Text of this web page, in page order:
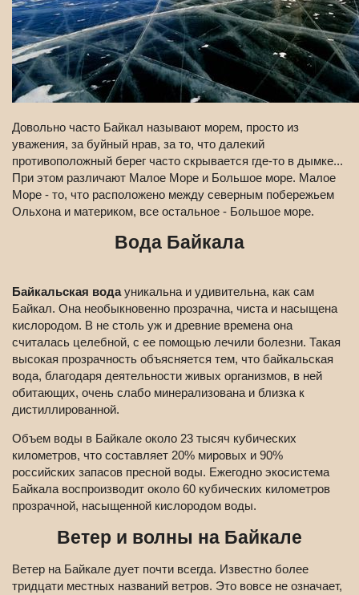
Довольно часто Байкал называют морем, просто из
уважения, за буйный нрав, за то, что далекий
противоположный берег часто скрывается где-то в дымке...
При этом различают Малое Море и Большое море. Малое
Море - то, что расположено между северным побережьем
Ольхона и материком, все остальное - Большое море.
Вода Байкала
Байкальская водауникальна и удивительна, как сам
Байкал. Она необыкновенно прозрачна, чиста и насыщена
кислородом. В не столь уж и древние времена она
считалась целебной, с ее помощью лечили болезни. Такая
высокая прозрачность объясняется тем, что байкальская
вода, благодаря деятельности живых организмов, в ней
обитающих, очень слабо минерализована и близка к
дистиллированной.
Объем воды в Байкале около 23 тысяч кубических
километров, что составляет 20% мировых и 90%
российских запасов пресной воды. Ежегодно экосистема
Байкала воспроизводит около 60 кубических километров
прозрачной, насыщенной кислородом воды.
Ветер и волны на Байкале
Ветер на Байкале дует почти всегда. Известно более
тридцати местных названий ветров. Это вовсе не означает,